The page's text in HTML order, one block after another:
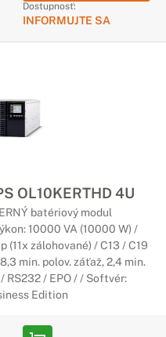
o batériové moduly
dobu zálohy,
PDU
výbavu. Rozvodné
a zároveň
či optimalizovať správu
Dostupnosť:
INFORMUJTE SA
OL10KERTHD 4U
batériový modul
10000 VA (10000 W) /
(11x zálohované) / C13 / C19
min. polov. záťaž, 2,4 min.
RS232 / EPO / / Softvér:
Edition